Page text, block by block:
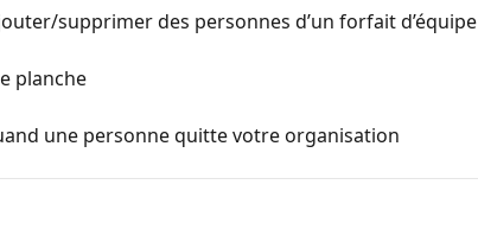
supprimer des personnes d’un forfait d’équipe
planche
une personne quitte votre organisation